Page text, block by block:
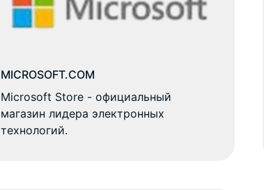
MICROSOFT.COM
Microsoft Store - официальный
магазин лидера электронных
технологий.